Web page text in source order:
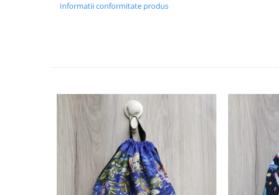
Informatii conformitate produs